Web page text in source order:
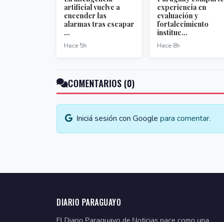
artificial vuelve a
encender las
alarmas tras escapar
...
Hace 5h
experiencia en
evaluación y
fortalecimiento
instituc...
Hace 8h
COMENTARIOS (0)
Iniciá sesión con Google para comentar.
DIARIO PARAGUAYO